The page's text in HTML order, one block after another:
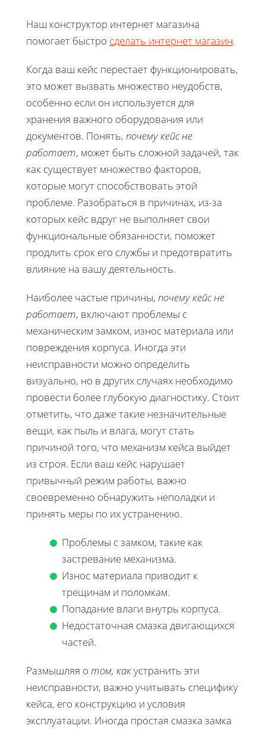
Наш конструктор интернет магазина
помогает быстро сделать интернет магазин.
Когда ваш кейс перестает функционировать,
это может вызвать множество неудобств,
особенно если он используется для
хранения важного оборудования или
документов. Понять, почему кейс не
работает, может быть сложной задачей, так
как существует множество факторов,
которые могут способствовать этой
проблеме. Разобраться в причинах, из-за
которых кейс вдруг не выполняет свои
функциональные обязанности, поможет
продлить срок его службы и предотвратить
влияние на вашу деятельность.
Наиболее частые причины, почему кейс не
работает, включают проблемы с
механическим замком, износ материала или
повреждения корпуса. Иногда эти
неисправности можно определить
визуально, но в других случаях необходимо
провести более глубокую диагностику. Стоит
отметить, что даже такие незначительные
вещи, как пыль и влага, могут стать
причиной того, что механизм кейса выйдет
из строя. Если ваш кейс нарушает
привычный режим работы, важно
своевременно обнаружить неполадки и
принять меры по их устранению.
Проблемы с замком, такие как
застревание механизма.
Износ материала приводит к
трещинам и поломкам.
Попадание влаги внутрь корпуса.
Недостаточная смазка двигающихся
частей.
Размышляя о том, какустранить эти
неисправности, важно учитывать специфику
кейса, его конструкцию и условия
эксплуатации. Иногда простая смазка замка